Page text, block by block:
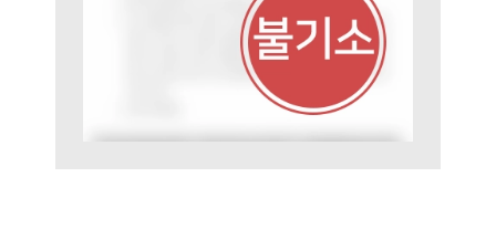
소식/자료
언론보도
공지사항